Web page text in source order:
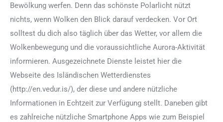
Bewölkung werfen. Denn das schönste Polarlicht nützt
nichts, wenn Wolken den Blick darauf verdecken. Vor Ort
solltest du dich also täglich über das Wetter, vor allem die
Wolkenbewegung und die voraussichtliche Aurora-Aktivität
informieren. Ausgezeichnete Dienste leistet hier die
Webseite des Isländischen Wetterdienstes
(http://en.vedur.is/), der diese und andere nützliche
Informationen in Echtzeit zur Verfügung stellt. Daneben gibt
es zahlreiche nützliche Smartphone Apps wie zum Beispiel